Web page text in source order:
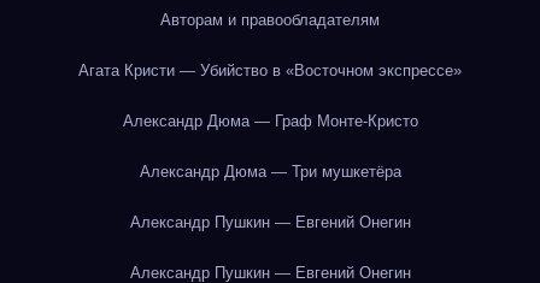
Авторам и правообладателям
Агата Кристи — Убийство в «Восточном экспрессе»
Александр Дюма — Граф Монте-Кристо
Александр Дюма — Три мушкетёра
Александр Пушкин — Евгений Онегин
Александр Пушкин — Евгений Онегин